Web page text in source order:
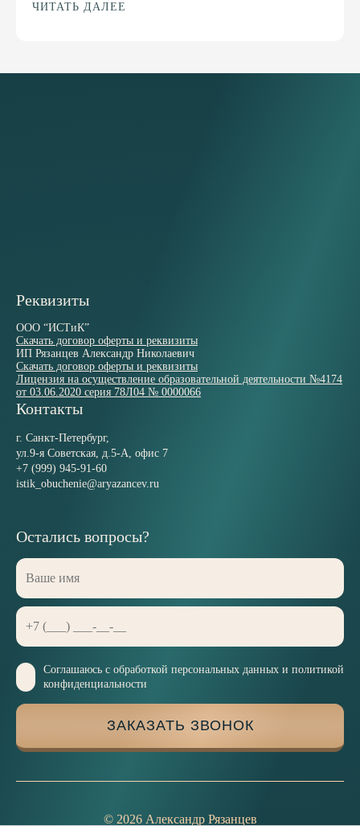
ЧИТАТЬ ДАЛЕЕ
Реквизиты
ООО “ИСТиК”
Скачать договор оферты и реквизиты
ИП Рязанцев Александр Николаевич
Скачать договор оферты и реквизиты
Лицензия на осуществление образовательной деятельности №4174
от 03.06.2020 серия 78Л04 № 0000066
Контакты
г. Санкт-Петербург,
ул.9-я Советская, д.5-А, офис 7
+7 (999) 945-91-60
istik_obuchenie@aryazancev.ru
Остались вопросы?
Соглашаюсь с обработкой персональных данных и политикой
конфиденциальности
ЗАКАЗАТЬ ЗВОНОК
© 2026Александр Рязанцев